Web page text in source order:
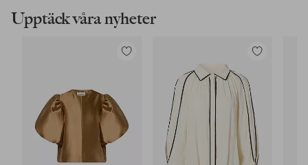
Upptäck våra nyheter
Lägg
Lägg
i
favoriter